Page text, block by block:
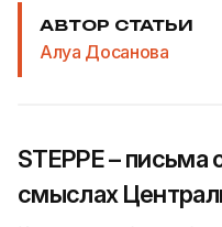
АВТОР СТАТЬИ
Алуа Досанова
STEPPE – письма
смыслах